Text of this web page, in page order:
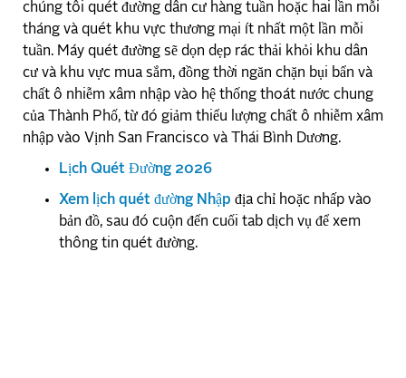
chúng tôi quét đường dân cư hàng tuần hoặc hai lần mỗi
tháng và quét khu vực thương mại ít nhất một lần mỗi
tuần. Máy quét đường sẽ dọn dẹp rác thải khỏi khu dân
cư và khu vực mua sắm, đồng thời ngăn chặn bụi bẩn và
chất ô nhiễm xâm nhập vào hệ thống thoát nước chung
của Thành Phố, từ đó giảm thiểu lượng chất ô nhiễm xâm
nhập vào Vịnh San Francisco và Thái Bình Dương.
Lịch Quét Đường 2026
Xem lịch quét đường Nhập địa chỉ hoặc nhấp vào
bản đồ, sau đó cuộn đến cuối tab dịch vụ để xem
thông tin quét đường.